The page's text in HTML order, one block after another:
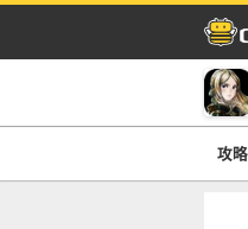
攻